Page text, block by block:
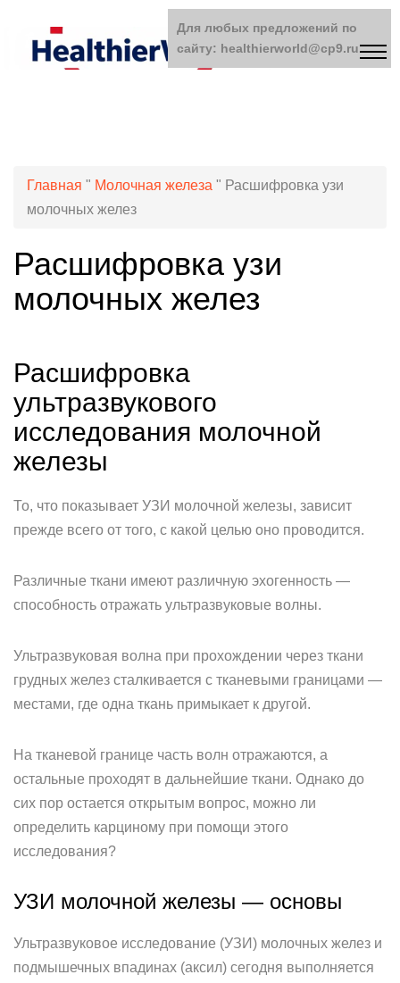
Главная " Молочная железа " Расшифровка узи
молочных желез
Расшифровка узи
молочных желез
Расшифровка
ультразвукового
исследования молочной
железы
То, что показывает УЗИ молочной железы, зависит
прежде всего от того, с какой целью оно проводится.
Различные ткани имеют различную эхогенность —
способность отражать ультразвуковые волны.
Ультразвуковая волна при прохождении через ткани
грудных желез сталкивается с тканевыми границами —
местами, где одна ткань примыкает к другой.
На тканевой границе часть волн отражаются, а
остальные проходят в дальнейшие ткани. Однако до
сих пор остается открытым вопрос, можно ли
определить карциному при помощи этого
исследования?
УЗИ молочной железы — основы
Ультразвуковое исследование (УЗИ) молочных желез и
подмышечных впадинах (аксил) сегодня выполняется
Для любых предложений по
сайту: healthierworld@cp9.ru